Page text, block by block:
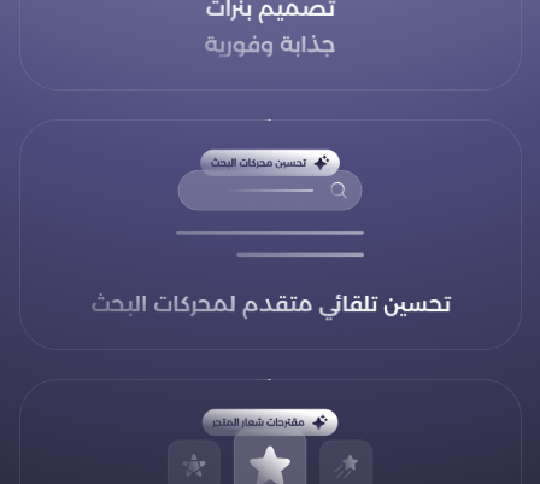
تحسين تلقائي متقدم لمحركات البحث
جذابة وفورية